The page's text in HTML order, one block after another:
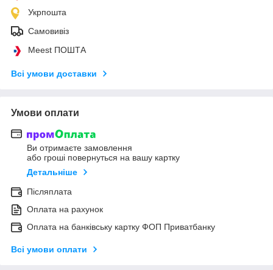
Укрпошта
Самовивіз
Meest ПОШТА
Всі умови доставки
Умови оплати
Ви отримаєте замовлення
або гроші повернуться на вашу картку
Детальніше
Післяплата
Оплата на рахунок
Оплата на банківську картку ФОП Приватбанку
Всі умови оплати